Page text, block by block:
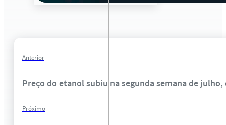
Anterior
Preço do etanol subiu na segunda semana de julho,
Próximo